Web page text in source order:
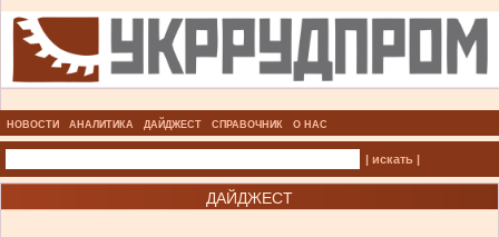
НОВОСТИ АНАЛИТИКА ДАЙДЖЕСТ СПРАВОЧНИК О НАС
| искать |
ДАЙДЖЕСТ